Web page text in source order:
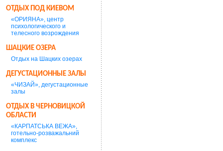
ОТДЫХ ПОД КИЕВОМ
«ОРИЯНА», центр
психологического и
телесного возрождения
ШАЦКИЕ ОЗЕРА
Отдых на Шацких озерах
ДЕГУСТАЦИОННЫЕ ЗАЛЫ
«ЧИЗАЙ», дегустационные
залы
ОТДЫХ В ЧЕРНОВИЦКОЙ
ОБЛАСТИ
«КАРПАТСЬКА ВЕЖА»,
готельно-розважальний
комплекс